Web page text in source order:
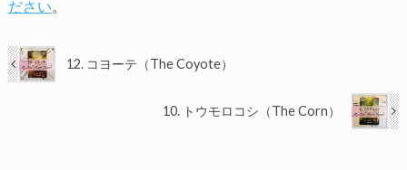
ださい
12. コヨーテ（The Coyote）
10. トウモロコシ（The Corn）